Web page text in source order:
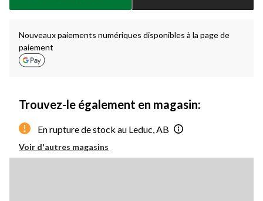
à
Nouveaux paiements numériques disponibles à la page de
paiement
Trouvez-le également en magasin:
En rupture de stock au Leduc, AB
Voir d'autres magasins